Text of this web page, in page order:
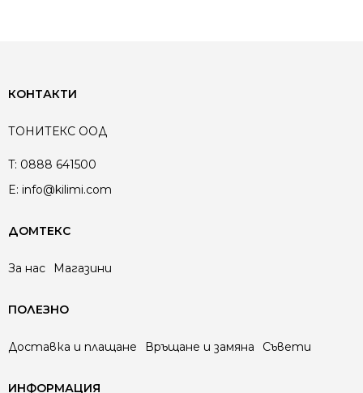
КОНТАКТИ
ТОНИТЕКС ООД
T: 0888 641500
E: info@kilimi.com
ДОМТЕКС
За нас Магазини
ПОЛЕЗНО
Доставка и плащане Връщане и замяна Съвети
ИНФОРМАЦИЯ